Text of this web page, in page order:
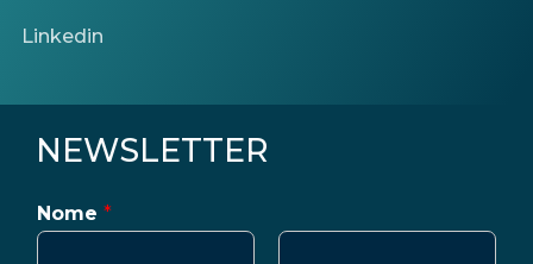
Linkedin
NEWSLETTER
Nome *